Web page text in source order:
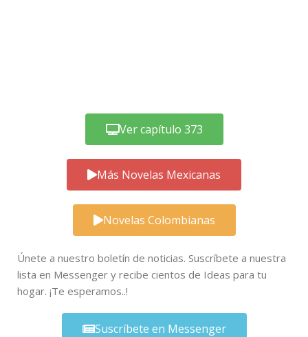
Ver capítulo 373
Más Novelas Mexicanas
Novelas Colombianas
Únete a nuestro boletín de noticias. Suscríbete a nuestra
lista en Messenger y recibe cientos de Ideas para tu
hogar. ¡Te esperamos..!
Suscríbete en Messenger